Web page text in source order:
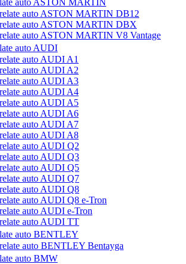
auto ASTON MARTIN
auto ASTON MARTIN DB12
auto ASTON MARTIN DBX
auto ASTON MARTIN V8 Vantage
auto AUDI
auto AUDI A1
auto AUDI A2
auto AUDI A3
auto AUDI A4
auto AUDI A5
auto AUDI A6
auto AUDI A7
auto AUDI A8
auto AUDI Q2
auto AUDI Q3
auto AUDI Q5
auto AUDI Q7
auto AUDI Q8
auto AUDI Q8 e-Tron
auto AUDI e-Tron
auto AUDI TT
auto BENTLEY
auto BENTLEY Bentayga
auto BMW